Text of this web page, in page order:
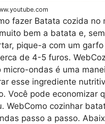
fazer Batata cozida no
bem a batata e,
pique-a com um
de 4-5 furos.
micro-ondas é uma
esse ingrediente
Você pode economizar
WebComo cozinhar
passo a passo.